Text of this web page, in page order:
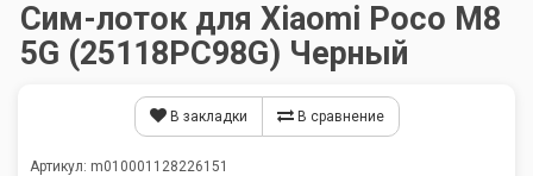
Сим-лоток для Xiaomi Poco M8
5G (25118PC98G) Черный
В закладки В сравнение
Артикул: m010001128226151